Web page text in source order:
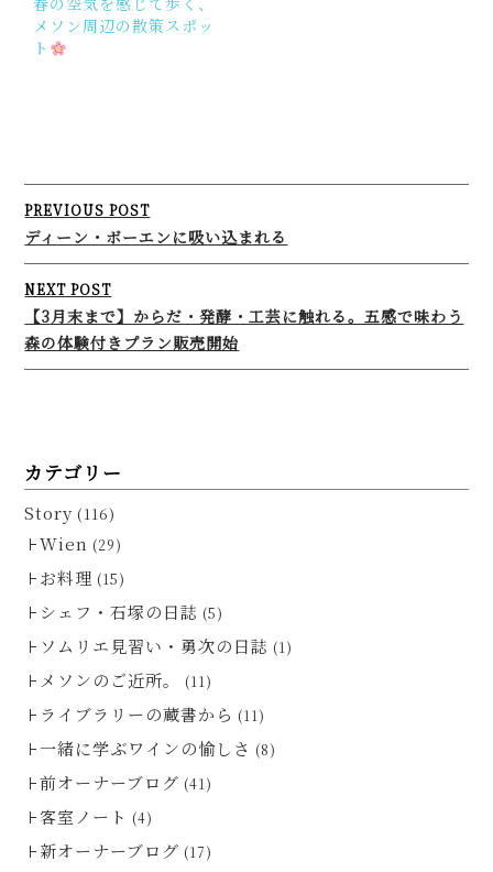
メソン周辺の散策スポッ
ト
Post
navigation
PREVIOUS POST
ディーン・ボーエンに吸い込まれる
NEXT POST
【3月末まで】からだ・発酵・工芸に触れる。五感で味わう
森の体験付きプラン販売開始
カテゴリー
Story (116)
Wien (29)
お料理 (15)
シェフ・石塚の日誌 (5)
ソムリエ見習い・勇次の日誌 (1)
メソンのご近所。 (11)
ライブラリーの蔵書から (11)
一緒に学ぶワインの愉しさ (8)
前オーナーブログ (41)
客室ノート (4)
新オーナーブログ (17)